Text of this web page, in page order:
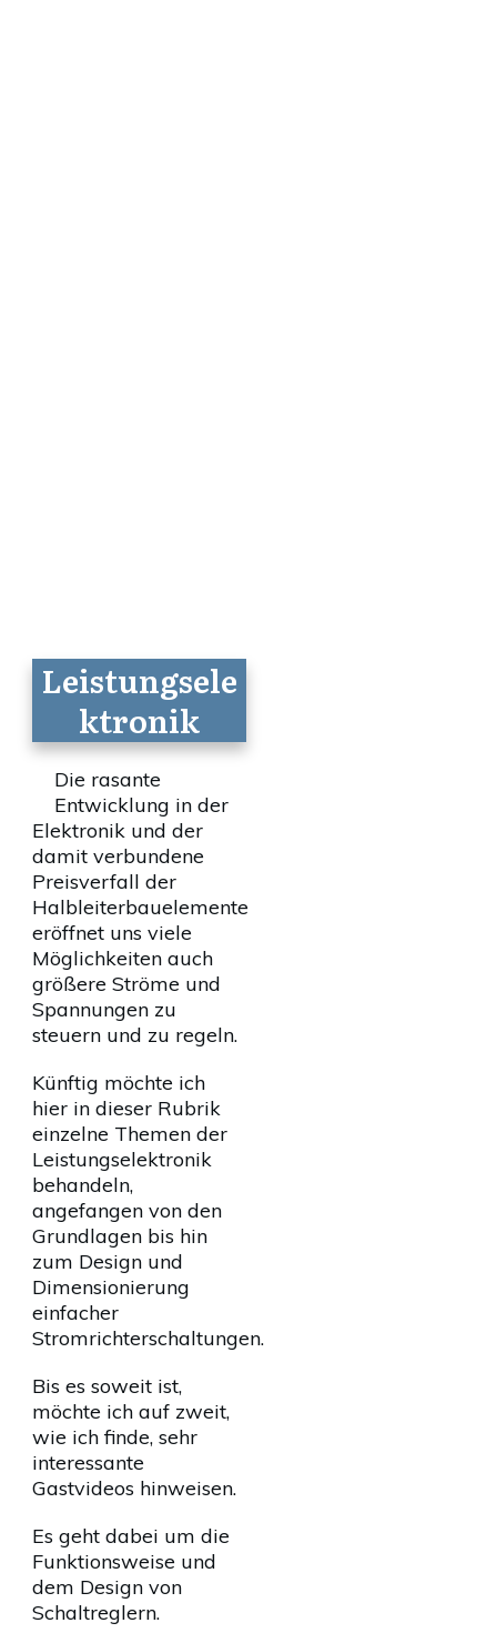
Leistungsele
ktronik
Die rasante
Entwicklung in der
Elektronik und der
damit verbundene
Preisverfall der
Halbleiterbauelemente
eröffnet uns viele
Möglichkeiten auch
größere Ströme und
Spannungen zu
steuern und zu regeln.
Künftig möchte ich
hier in dieser Rubrik
einzelne Themen der
Leistungselektronik
behandeln,
angefangen von den
Grundlagen bis hin
zum Design und
Dimensionierung
einfacher
Stromrichterschaltungen.
Bis es soweit ist,
möchte ich auf zweit,
wie ich finde, sehr
interessante
Gastvideos hinweisen.
Es geht dabei um die
Funktionsweise und
dem Design von
Schaltreglern.